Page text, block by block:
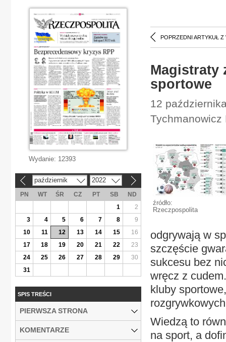
POPRZEDNI ARTYKUŁ Z
Magistraty
sportowe
12
Tychmanowicz
źródło:
Rzeczpospolita
odgrywają w
szczęście
sukcesu bez
wręcz z
kluby
Wiedzą to
na sport, a
Wydanie: 12393
październik 2022
PN WT ŚR CZ PT SB
ND
1
2
3
4 5 6 7 8
9
10
11 12 13 14 15
16
17
18 19 20 21 22
23
24
25 26 27 28 29
30
31
SPIS TREŚCI
PIERWSZA STRONA
KOMENTARZE